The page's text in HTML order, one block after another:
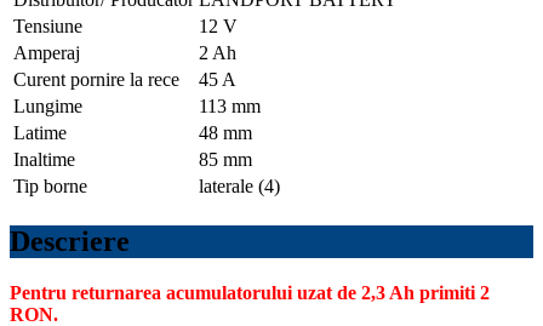
Tensiune
12 V
Amperaj
2 Ah
Curent pornire la rece
45 A
Lungime
113 mm
Latime
48 mm
Inaltime
85 mm
Tip borne
laterale (4)
Descriere
Pentru returnarea acumulatorului uzat de 2,3 Ah primiti 2
RON.